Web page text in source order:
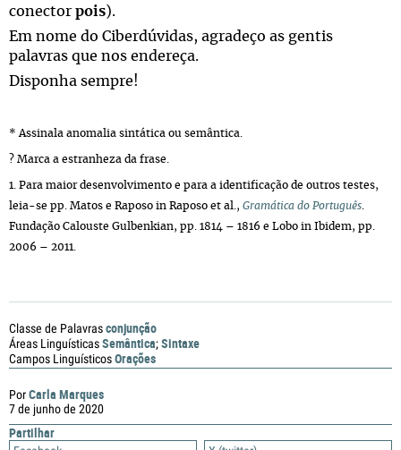
PorCarla Marques
7 de junho de 2020
Partilhar
conector pois).
Em nome do Ciberdúvidas, agradeço as gentis
palavras que nos endereça.
Disponha sempre!
* Assinala anomalia sintática ou semântica.
? Marca a estranheza da frase.
1. Para maior desenvolvimento e para a identificação de outros testes,
leia-se pp. Matos e Raposo in Raposo et al., Gramática do Português
Fundação Calouste Gulbenkian, pp. 1814 – 1816 e Lobo in Ibidem, pp.
2006 – 2011.
Classe de Palavrasconjunção
Áreas LinguísticasSemântica;Sintaxe
Campos LinguísticosOrações